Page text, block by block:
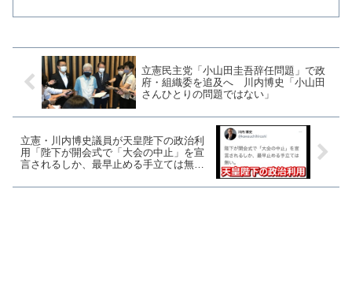
立憲民主党「小山田圭吾辞任問題」で政
府・組織委を追及へ 川内博史「小山田
さんひとりの問題ではない」
立憲・川内博史議員が天皇陛下の政治利
用「陛下が開会式で「大会の中止」を宣
言されるしか、最早止める手立ては無